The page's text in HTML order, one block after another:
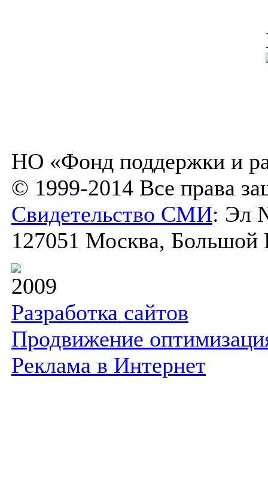
НО «Фонд поддержки и
© 1999-2014 Все права
Свидетельство СМИ: Эл
127051 Москва, Большой
2009
Разработка сайтов
Продвижение
Реклама в Интернет